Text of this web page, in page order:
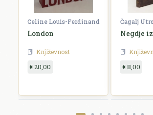
Celine Louis-Ferdinand
London
Književnost
€ 20,00
Čagalj
Negdje
€ 8,00